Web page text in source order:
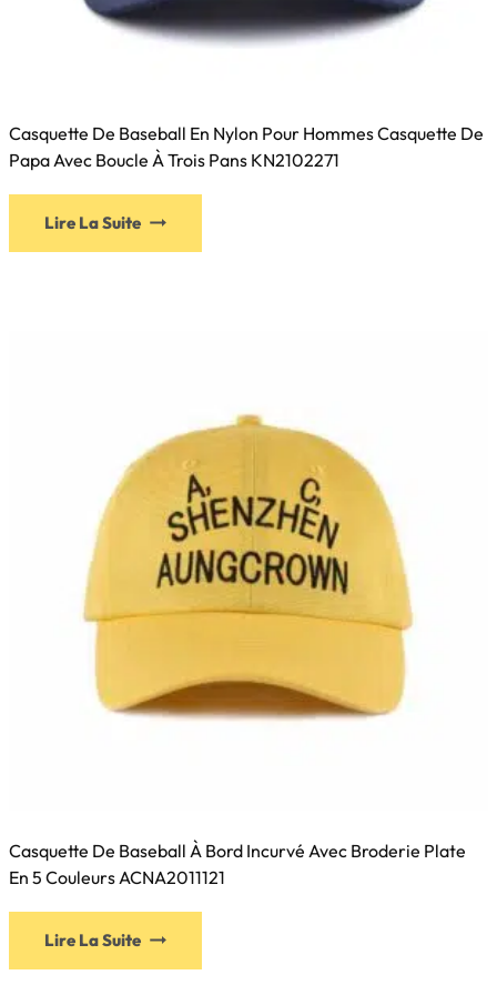
Casquette De Baseball En Nylon Pour Hommes Casquette De
Papa Avec Boucle À Trois Pans KN2102271
Lire La Suite
être
sur
la
page
du
Casquette De Baseball À Bord Incurvé Avec Broderie Plate
En 5 Couleurs ACNA2011121
Lire La Suite